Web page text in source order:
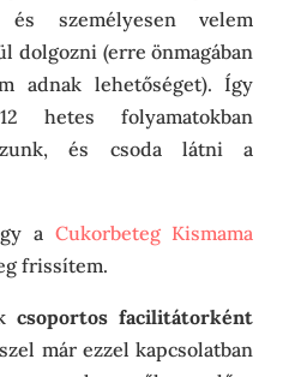
személyesen velem
dolgozni (erre önmagában
adnak lehetőséget). Így
hetes folyamatokban
és csoda látni a
a Cukorbeteg Kismama
frissítem.
csoportos facilitátorként
már ezzel kapcsolatban